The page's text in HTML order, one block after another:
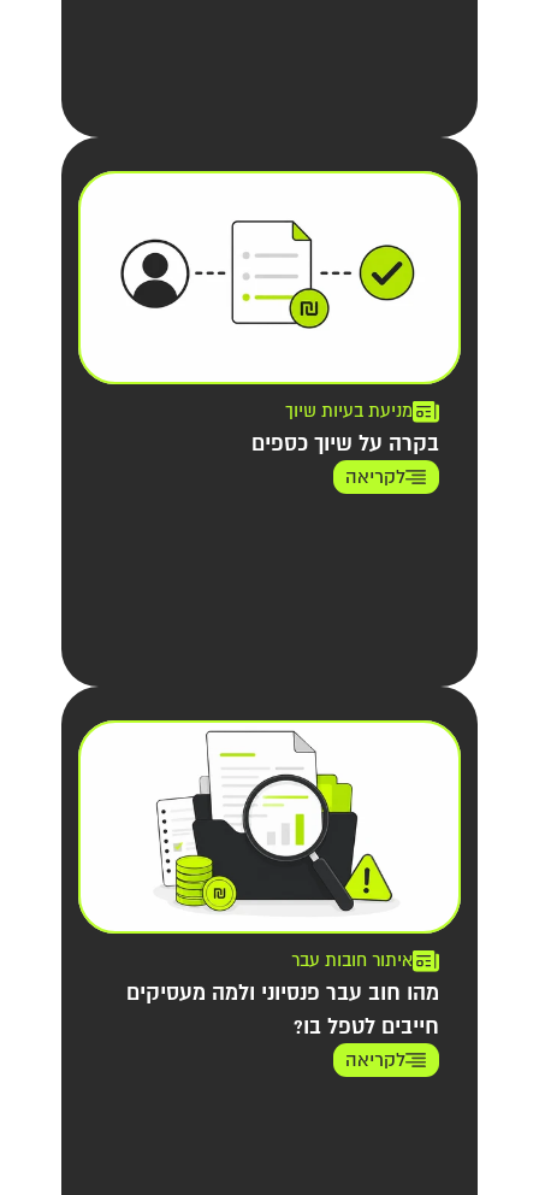
מניעת בעיות שיוך
בקרה על שיוך כספים
לקריאה
איתור חובות עבר
מהו חוב עבר פנסיוני ולמה מעסיקים
חייבים לטפל בו?
לקריאה